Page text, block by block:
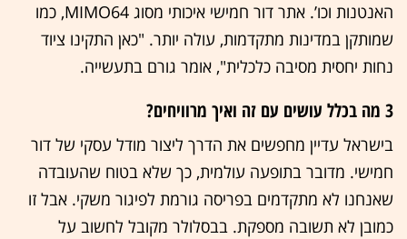
האנטנות וכו’. אתר דור חמישי איכותי מסוג MIMO64, כמו
שמותקן במדינות מתקדמות, עולה יותר. "כאן התקינו ציוד
נחות יחסית מסיבה כלכלית", אומר גורם בתעשייה.
3 מה בכלל עושים עם זה ואיך מרוויחים?
בישראל עדיין מחפשים את הדרך ליצור מודל עסקי של דור
חמישי. מדובר בתופעה עולמית, כך שלא בטוח שהעובדה
שאנחנו לא מתקדמים בפריסה גורמת לפיגור משקי. אבל זו
כמובן לא תשובה מספקת. בבסלולר מקובל לחשוב על